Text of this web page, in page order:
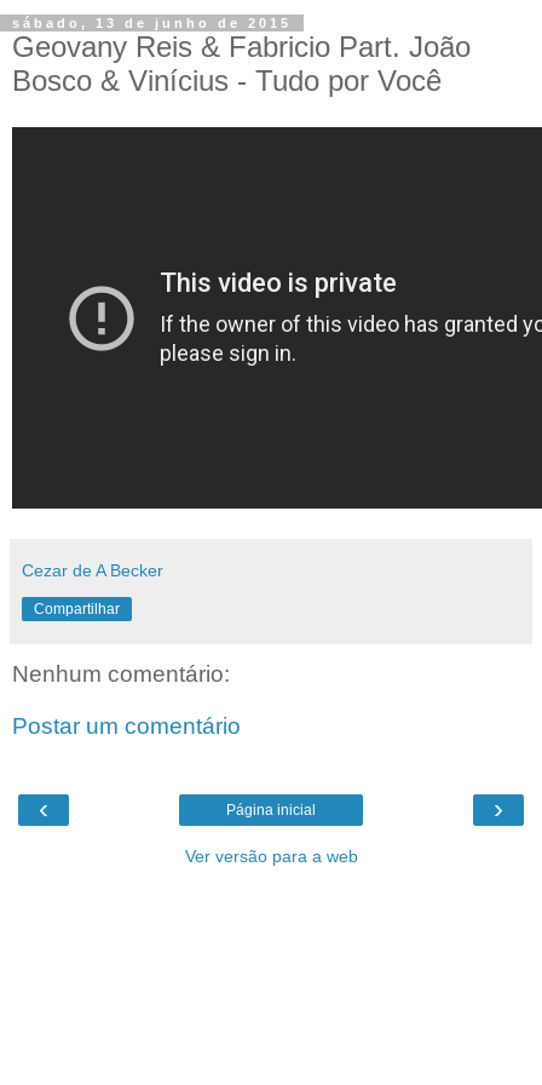
sábado, 13 de junho de 2015
Geovany Reis & Fabricio Part. João
Bosco & Vinícius - Tudo por Você
Cezar de A Becker
Compartilhar
Nenhum comentário:
Postar um comentário
‹ ›
Página inicial
Ver versão para a web